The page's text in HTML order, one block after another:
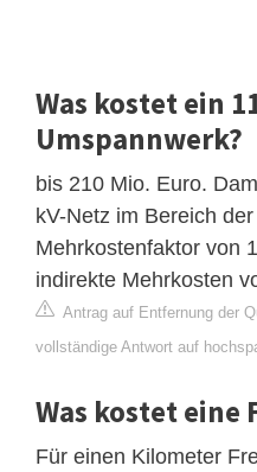
Was kostet ein
Umspannwerk?
bis 210 Mio. Euro.
kV-Netz im Bereich
Mehrkostenfaktor von
indirekte Mehrkosten
Antrag auf Entfernung der
vollständige Antwort auf
Was kostet eine
Für einen Kilometer